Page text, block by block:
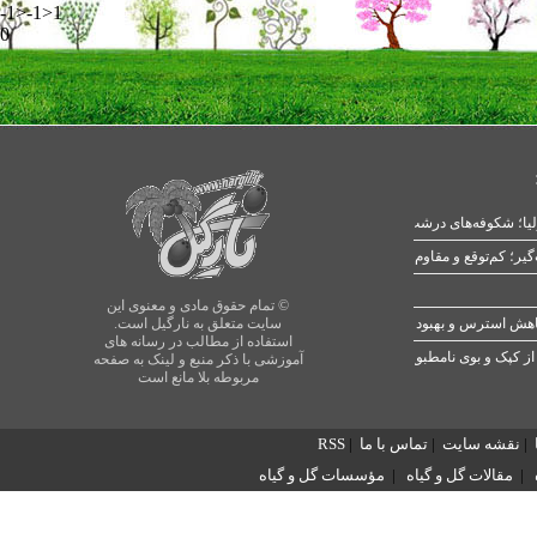
-1>-1>1
0
© تمام حقوق مادی و معنوی این
سایت متعلق به نارگیل است.
استفاده از مطالب در رسانه های
آموزشی با ذکر منبع و لینک به صفحه
مربوطه بلا مانع است
شکوفه‌های درشت در بهار
کپک و بوی نامطبوع
| نقشه سایت | تماس با ما |
RSS
| مقالات گل و گیاه | مؤسسات گل و گیاه